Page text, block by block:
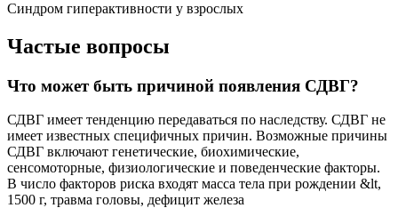
Синдром гиперактивности у взрослых
Частые вопросы
Что может быть причиной появления СДВГ?
СДВГ имеет тенденцию передаваться по наследству. СДВГ не
имеет известных специфичных причин. Возможные причины
СДВГ включают генетические, биохимические,
сенсомоторные, физиологические и поведенческие факторы.
В число факторов риска входят масса тела при рождении &lt,
1500 г, травма головы, дефицит железа